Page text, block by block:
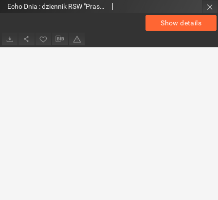
Show details
Echo Dnia : dziennik RSW "Prasa-Książka-Ruch" 1980, R.10, nr 216